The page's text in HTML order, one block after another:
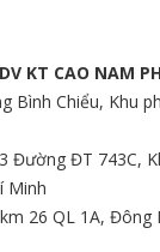
KT CAO NAM
Bình Chiểu, Khu
Đường ĐT 743C,
Minh
km 26 QL 1A, Đông